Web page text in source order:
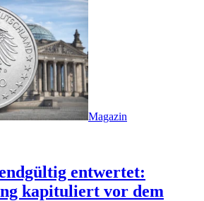
Magazin
entwertet:
kapituliert vor dem